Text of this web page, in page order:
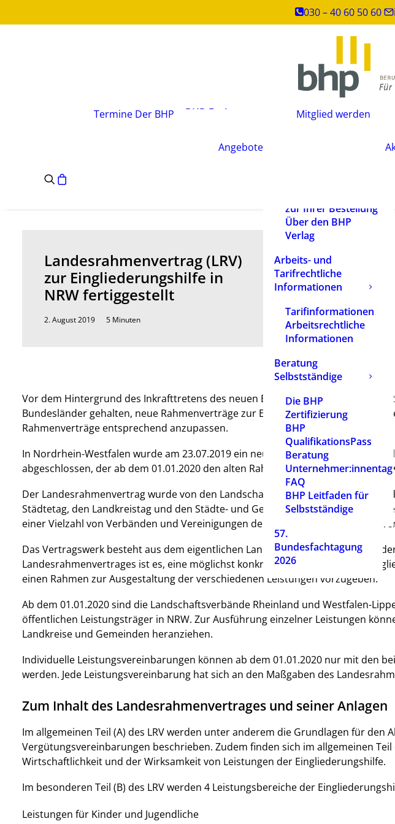
030 – 40 60 50 60
Termine Der BHP
BHP-Fachgruppen
Satzung des BHP
Mitglied werden
Angebote
Inhouse-
Weiterbildungen
Angebot für
EAH Bildungspost
Fachliteratur
Büchershop
zur Ihrer Bestellung
Über den BHP
Verlag
Arbeits- und
Tarifrechtliche
Informationen
Tarifinformationen
Arbeitsrechtliche
Informationen
Beratung
Selbstständige
Die BHP
Zertifizierung
BHP
QualifikationsPass
Beratung
Unternehmer:innentag
FAQ
BHP Leitfaden für
Selbstständige
57.
Bundesfachtagung
2026
Landesrahmenvertrag (LRV)
zur Eingliederungshilfe in
NRW fertiggestellt
2. August 2019 5 Minuten
Vor dem Hintergrund des Inkrafttretens des neuen Eingliederungshilferechtes (2.
Bundesländer gehalten, neue Rahmenverträge zur Eingliederungshilfe
Rahmenverträge entsprechend anzupassen.
In Nordrhein-Westfalen wurde am 23.07.2019 ein neuer Rahmenvertrag zur
abgeschlossen, der ab dem 01.01.2020 den alten Rahmenvertrag nach § 79 SGB
Der Landesrahmenvertrag wurde von den Landschaftsverbänden Rheinland
Städtetag, den Landkreistag und den Städte- und Gemeindebund NRW für die
einer Vielzahl von Verbänden und Vereinigungen der Leistungserbringerseite
Das Vertragswerk besteht aus dem eigentlichen Landesrahmenvertrag sowie
Landesrahmenvertrages ist es, eine möglichst konkrete Beschreibung von
einen Rahmen zur Ausgestaltung der verschiedenen Leistungen vorzugeben.
Ab dem 01.01.2020 sind die Landschaftsverbände Rheinland und Westfalen-
öffentlichen Leistungsträger in NRW. Zur Ausführung einzelner Leistungen
Landkreise und Gemeinden heranziehen.
Individuelle Leistungsvereinbarungen können ab dem 01.01.2020 nur mit den
werden. Jede Leistungsvereinbarung hat sich an den Maßgaben des
Zum Inhalt des Landesrahmenvertrages und seiner Anlagen
Im allgemeinen Teil (A) des LRV werden unter anderem die Grundlagen für den
Vergütungsvereinbarungen beschrieben. Zudem finden sich im allgemeinen
Wirtschaftlichkeit und der Wirksamkeit von Leistungen der Eingliederungshilfe.
Im besonderen Teil (B) des LRV werden 4 Leistungsbereiche der
Leistungen für Kinder und Jugendliche